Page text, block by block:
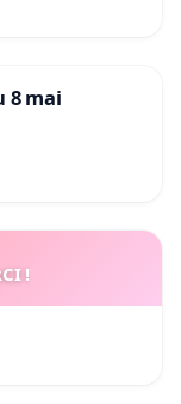
8 mai
!